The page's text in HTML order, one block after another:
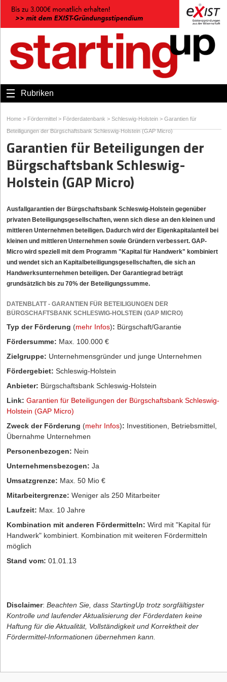
Rubriken
Home > Fördermittel > Förderdatenbank > Schleswig-Holstein > Garantien für
Beteiligungen der Bürgschaftsbank Schleswig-Holstein (GAP Micro)
Garantien für Beteiligungen der
Bürgschaftsbank Schleswig-
Holstein (GAP Micro)
Ausfallgarantien der Bürgschaftsbank Schleswig-Holstein gegenüber
privaten Beteiligungsgesellschaften, wenn sich diese an den kleinen und
mittleren Unternehmen beteiligen. Dadurch wird der Eigenkapitalanteil bei
kleinen und mittleren Unternehmen sowie Gründern verbessert. GAP-
Micro wird speziell mit dem Programm "Kapital für Handwerk" kombiniert
und wendet sich an Kapitalbeteiligungsgesellschaften, die sich an
Handwerksunternehmen beteiligen. Der Garantiegrad beträgt
grundsätzlich bis zu 70% der Beteiligungssumme.
DATENBLATT - GARANTIEN FÜR BETEILIGUNGEN DER
BÜRGSCHAFTSBANK SCHLESWIG-HOLSTEIN (GAP MICRO)
Typ der Förderung (mehr Infos): Bürgschaft/Garantie
Fördersumme: Max. 100.000 €
Zielgruppe: Unternehmensgründer und junge Unternehmen
Fördergebiet: Schleswig-Holstein
Anbieter: Bürgschaftsbank Schleswig-Holstein
Link: Garantien für Beteiligungen der Bürgschaftsbank Schleswig-
Holstein (GAP Micro)
Zweck der Förderung (mehr Infos): Investitionen, Betriebsmittel,
Übernahme Unternehmen
Personenbezogen: Nein
Unternehmensbezogen: Ja
Umsatzgrenze: Max. 50 Mio €
Mitarbeitergrenze: Weniger als 250 Mitarbeiter
Laufzeit: Max. 10 Jahre
Kombination mit anderen Fördermitteln: Wird mit "Kapital für
Handwerk" kombiniert. Kombination mit weiteren Fördermitteln
möglich
Stand vom: 01.01.13
Disclaimer: Beachten Sie, dass StartingUp trotz sorgfältigster
Kontrolle und laufender Aktualisierung der Förderdaten keine
Haftung für die Aktualität, Vollständigkeit und Korrektheit der
Fördermittel-Informationen übernehmen kann.